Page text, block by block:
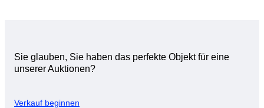
Sie glauben, Sie haben das perfekte Objekt für eine
unserer Auktionen?
Verkauf beginnen